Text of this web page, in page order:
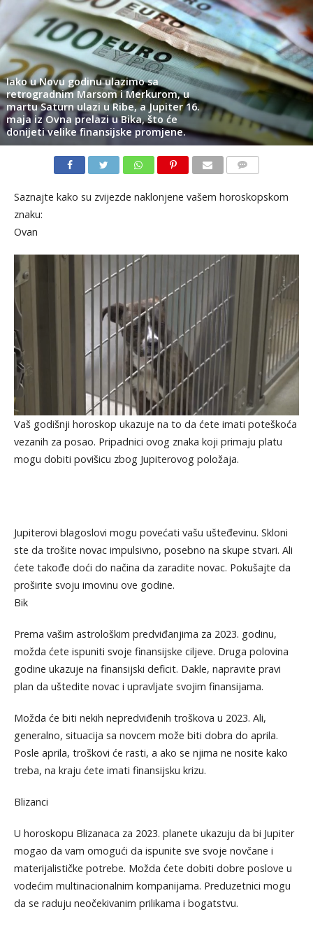
Iako u Novu godinu ulazimo sa
retrogradnim Marsom i Merkurom, u
martu Saturn ulazi u Ribe, a Jupiter 16.
maja iz Ovna prelazi u Bika, što će
donijeti velike finansijske promjene.
Saznajte kako su zvijezde naklonjene vašem horoskopskom
znaku:
Ovan
Vaš godišnji horoskop ukazuje na to da ćete imati poteškoća
vezanih za posao. Pripadnici ovog znaka koji primaju platu
mogu dobiti povišicu zbog Jupiterovog položaja.
Jupiterovi blagoslovi mogu povećati vašu ušteđevinu. Skloni
ste da trošite novac impulsivno, posebno na skupe stvari. Ali
ćete takođe doći do načina da zaradite novac. Pokušajte da
proširite svoju imovinu ove godine.
Bik
Prema vašim astrološkim predviđanjima za 2023. godinu,
možda ćete ispuniti svoje finansijske ciljeve. Druga polovina
godine ukazuje na finansijski deficit. Dakle, napravite pravi
plan da uštedite novac i upravljate svojim finansijama.
Možda će biti nekih nepredviđenih troškova u 2023. Ali,
generalno, situacija sa novcem može biti dobra do aprila.
Posle aprila, troškovi će rasti, a ako se njima ne nosite kako
treba, na kraju ćete imati finansijsku krizu.
Blizanci
U horoskopu Blizanaca za 2023. planete ukazuju da bi Jupiter
mogao da vam omogući da ispunite sve svoje novčane i
materijalističke potrebe. Možda ćete dobiti dobre poslove u
vodećim multinacionalnim kompanijama. Preduzetnici mogu
da se raduju neočekivanim prilikama i bogatstvu.